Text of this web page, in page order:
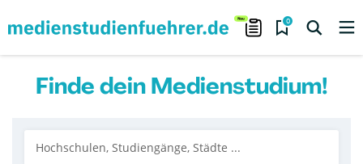
0
Finde dein Medienstudium!